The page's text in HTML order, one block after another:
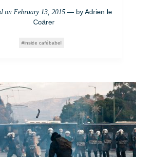
on February 13, 2015— byAdrien le
Coärer
inside cafébabel